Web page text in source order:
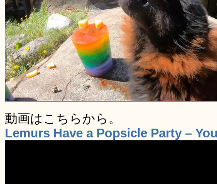
動画はこちらから。
Lemurs Have a Popsicle Party –